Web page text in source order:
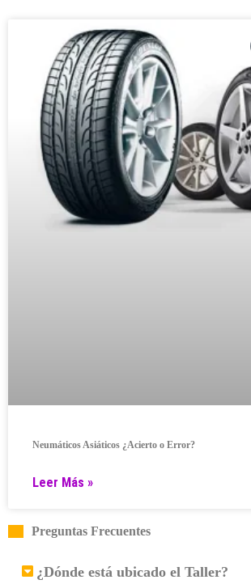
Neumáticos Asiáticos ¿Acierto o Error?
Leer Más »
Preguntas Frecuentes
¿Dónde está ubicado el Taller?